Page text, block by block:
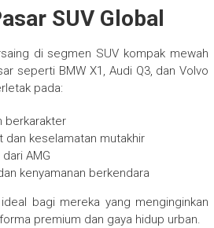
SUV Global
di segmen SUV kompak mewah
seperti BMW X1, Audi Q3, dan Volvo
pada:
berkarakter
dan keselamatan mutakhir
AMG
kenyamanan berkendara
bagi mereka yang menginginkan
premium dan gaya hidup urban.